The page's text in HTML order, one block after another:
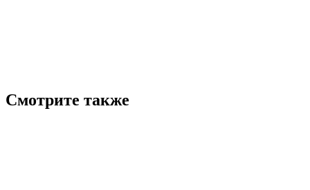
Смотрите также